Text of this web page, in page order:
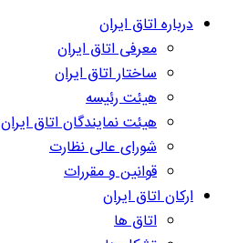
درباره اتاق ایران
معرفی اتاق ایران
ساختار اتاق ایران
هیئت رئیسه
هیئت نمایندگان اتاق ایران
شورای عالی نظارت
قوانین و مقررات
ارکان اتاق ایران
اتاق ها